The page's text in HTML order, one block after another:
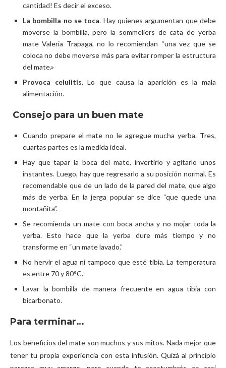
cantidad! Es decir el exceso.
La bombilla no se toca. Hay quienes argumentan que debe
moverse la bombilla, pero la sommeliers de cata de yerba
mate Valeria Trapaga, no lo recomiendan “una vez que se
coloca no debe moverse más para evitar romper la estructura
del mate.»
Provoca celulitis.Lo que causa la aparición es la mala
alimentación.
Consejo para un buen mate
Cuando prepare el mate no le agregue mucha yerba. Tres,
cuartas partes es la medida ideal.
Hay que tapar la boca del mate, invertirlo y agitarlo unos
instantes. Luego, hay que regresarlo a su posición normal. Es
recomendable que de un lado de la pared del mate, que algo
más de yerba. En la jerga popular se dice “que quede una
montañita”.
Se recomienda un mate con boca ancha y no mojar toda la
yerba. Esto hace que la yerba dure más tiempo y no
transforme en “un mate lavado.”
No hervir el agua ni tampoco que esté tibia. La temperatura
es entre 70 y 80°C.
Lavar la bombilla de manera frecuente en agua tibia con
bicarbonato.
Para terminar…
Los beneficios del mate son muchos y sus mitos. Nada mejor que
tener tu propia experiencia con esta infusión. Quizá al principio